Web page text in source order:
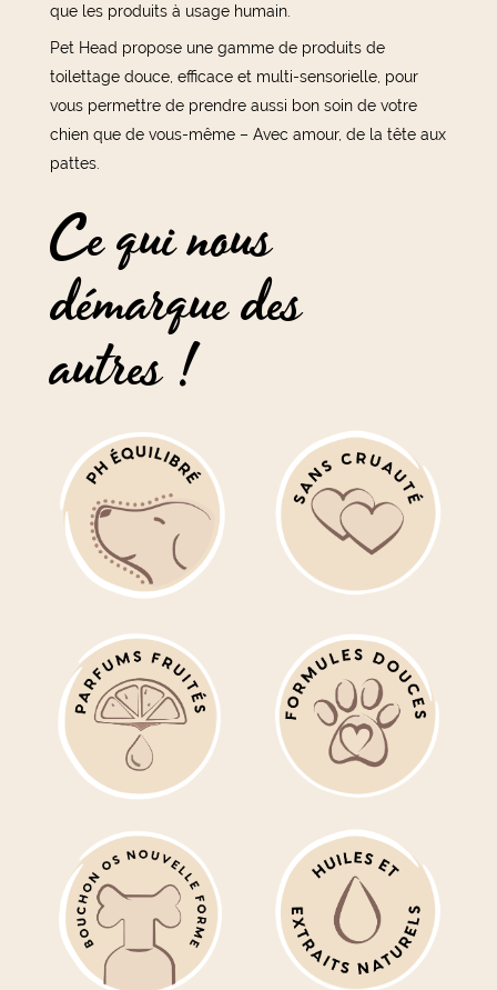
que les produits à usage humain.
Pet Head propose une gamme de produits de
toilettage douce, efficace et multi-sensorielle, pour
vous permettre de prendre aussi bon soin de votre
chien que de vous-même – Avec amour, de la tête aux
pattes.
Ce qui nous
démarque des
autres !